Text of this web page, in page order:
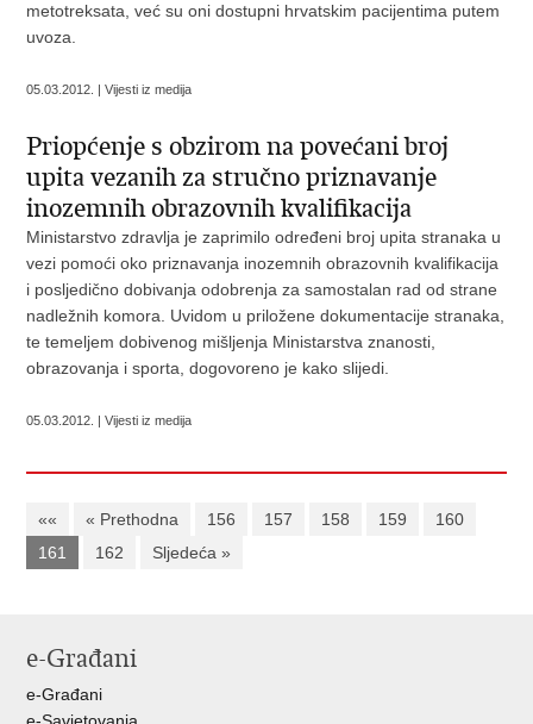
metotreksata, već su oni dostupni hrvatskim pacijentima putem
uvoza.
05.03.2012. | Vijesti iz medija
Priopćenje s obzirom na povećani broj
upita vezanih za stručno priznavanje
inozemnih obrazovnih kvalifikacija
Ministarstvo zdravlja je zaprimilo određeni broj upita stranaka u
vezi pomoći oko priznavanja inozemnih obrazovnih kvalifikacija
i posljedično dobivanja odobrenja za samostalan rad od strane
nadležnih komora. Uvidom u priložene dokumentacije stranaka,
te temeljem dobivenog mišljenja Ministarstva znanosti,
obrazovanja i sporta, dogovoreno je kako slijedi.
05.03.2012. | Vijesti iz medija
«« « Prethodna 156 157 158 159
160
161
162 Sljedeća »
e-Građani
e-Građani